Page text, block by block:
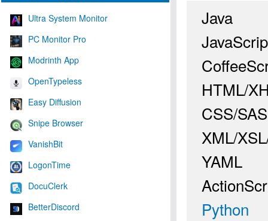
Ultra System Monitor
PC Monitor Pro
Modrinth App
OpenTypeless
Easy Diffusion
Snipe Browser
VanishBit
LogonTime
DocuClerk
BetterDiscord
Java
HTML/
CSS/
XML/
YAML
Python